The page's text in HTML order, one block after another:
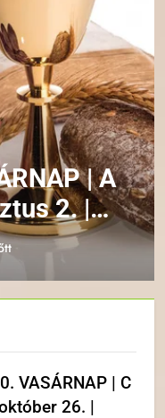
| A
2. |
VASÁRNAP | C
26. |